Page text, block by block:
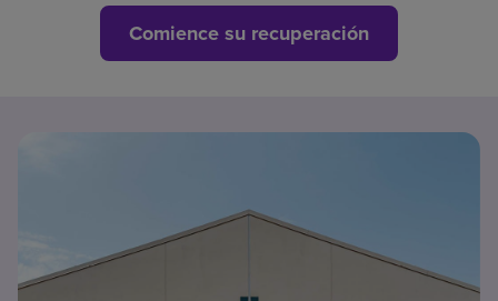
Comience su recuperación